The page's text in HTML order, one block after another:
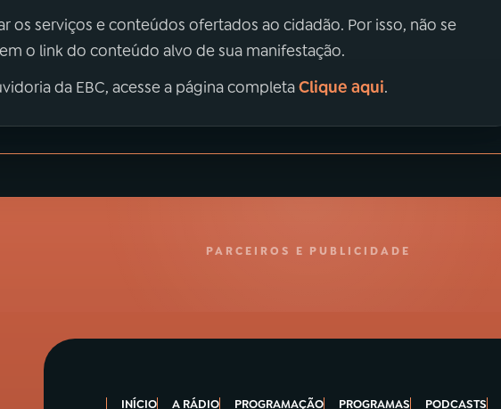
os serviços e conteúdos ofertados ao cidadão. Por isso, não se
o link do conteúdo alvo de sua manifestação.
da EBC, acesse a página completaClique aqui.
PARCEIROS E PUBLICIDADE
INÍCIO A RÁDIO PROGRAMAÇÃO PROGRAMAS PODCASTS